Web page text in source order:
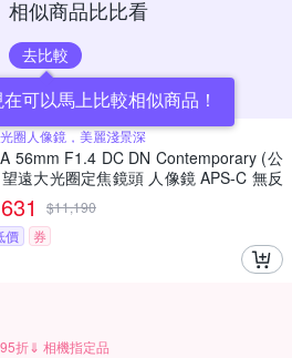
相似商品比比看
去比較
可以馬上比較相似商品！
圈人像鏡，美麗淺景深
56mm F1.4 DC DN Contemporary (公
遠大光圈定焦鏡頭 人像鏡 APS-C 無反
專用鏡頭
$11,190
價
券
折⇓ 相機指定品